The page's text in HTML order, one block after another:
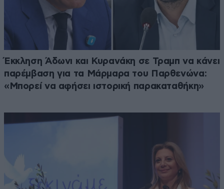
Έκκληση Άδωνι και Κυρανάκη σε Τραμπ να κάνει
παρέμβαση για τα Μάρμαρα του Παρθενώνα:
«Μπορεί να αφήσει ιστορική παρακαταθήκη»